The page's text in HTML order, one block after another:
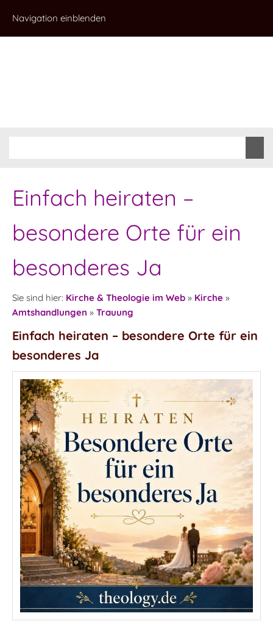
Navigation einblenden
Einfach heiraten –
besondere Orte für ein
besonderes Ja
Sie sind hier: Kirche & Theologie im Web » Kirche »
Amtshandlungen » Trauung
Einfach heiraten – besondere Orte für ein
besonderes Ja